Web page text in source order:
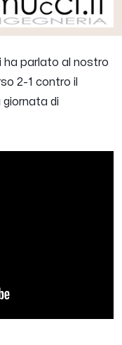
ha parlato al nostro
2-1 contro il
di